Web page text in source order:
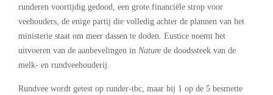
runderen voortijdig gedood, een grote financiële strop voor
veehouders, de enige partij die volledig achter de plannen van het
ministerie staat om meer dassen te doden. Eustice noemt het
uitvoeren van de aanbevelingen in Nature de doodssteek van de
melk- en rundveehouderij.
Rundvee wordt getest op runder-tbc, maar bij 1 op de 5 besmette